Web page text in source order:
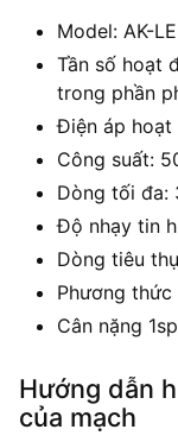
Model: AK-
Tần số hoạt
trong phần
Điện áp hoạt
Công suất:
Dòng tối đa:
Độ nhạy tin
Dòng tiêu
Phương thức
Cân nặng
Hướng dẫn
của mạch